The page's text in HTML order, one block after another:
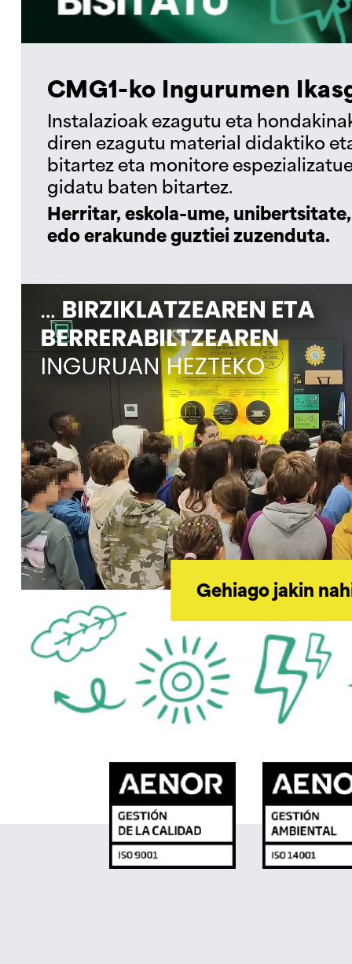
CMG1-ko Ingurumen
Instalazioak ezagutu eta
diren ezagutu material didaktiko
bitartez eta monitore
gidatu baten bitartez.
Herritar, eskola-ume,
edo erakunde guztiei zuzenduta.
Gehiago jakin